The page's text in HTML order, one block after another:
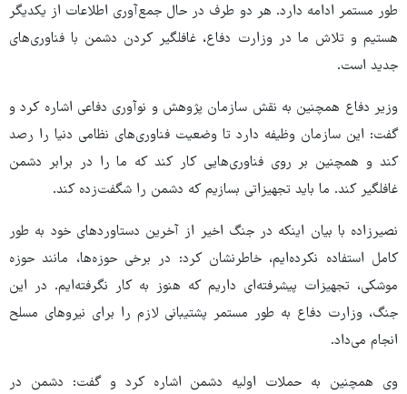
طور مستمر ادامه دارد. هر دو طرف در حال جمع‌آوری اطلاعات از یکدیگر
هستیم و تلاش ما در وزارت دفاع، غافلگیر کردن دشمن با فناوری‌های
جدید است.
وزیر دفاع همچنین به نقش سازمان پژوهش و نوآوری دفاعی اشاره کرد و
گفت: این سازمان وظیفه دارد تا وضعیت فناوری‌های نظامی دنیا را رصد
کند و همچنین بر روی فناوری‌هایی کار کند که ما را در برابر دشمن
غافلگیر کند. ما باید تجهیزاتی بسازیم که دشمن را شگفت‌زده کند.
نصیرزاده با بیان اینکه در جنگ اخیر از آخرین دستاوردهای خود به طور
کامل استفاده نکرده‌ایم، خاطرنشان کرد: در برخی حوزه‌ها، مانند حوزه
موشکی، تجهیزات پیشرفته‌ای داریم که هنوز به کار نگرفته‌ایم. در این
جنگ، وزارت دفاع به طور مستمر پشتیبانی لازم را برای نیروهای مسلح
انجام می‌داد.
وی همچنین به حملات اولیه دشمن اشاره کرد و گفت: دشمن در